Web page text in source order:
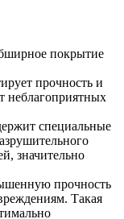
покрытие
прочность и
неблагоприятных
специальные
значительно
прочность
Такая